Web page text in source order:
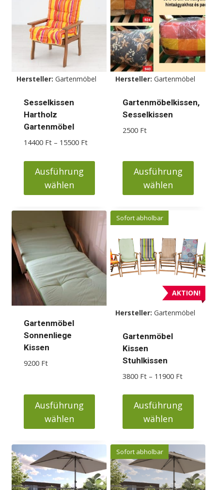
Hersteller: Gartenmöbel
Sesselkissen
Hartholz
Gartenmöbel
14400 Ft – 15500 FtPreisspanne:
bis
Ausführung
wählen
Produkt
weist
mehrere
Varianten
auf.
Die
Optionen
können
auf
der
Produktseite
gewählt
Hersteller: Gartenmöbel
Gartenmöbelkissen,
Sesselkissen
2500 Ft
Ausführung
wählen
Produkt
weist
mehrere
Varianten
auf.
Die
auf
der
Produktseite
gewählt
werden
Gartenmöbel
Sonnenliege
Kissen
9200 Ft
Ausführung
wählen
Produkt
weist
mehrere
Varianten
AKTION!
Sofort abholbar
Hersteller: Gartenmöbel
Gartenmöbel
Kissen
Stuhlkissen
3800 Ft – 11900 Ft
bis
11900 Ft
Ausführung
wählen
Produkt
weist
mehrere
Varianten
Sofort abholbar